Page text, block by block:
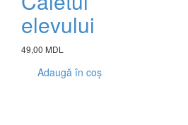
elevului
49,00 MDL
Adaugă în coș